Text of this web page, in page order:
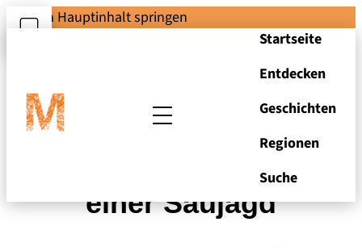
Zum Hauptinhalt springen
Startseite
Entdecken
Geschichten
Regionen
Suche
Pokal mit Darstellung
einer Saujagd